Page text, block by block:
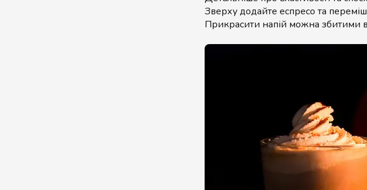
Зверху додайте еспресо та
Прикрасити напій можна збитими